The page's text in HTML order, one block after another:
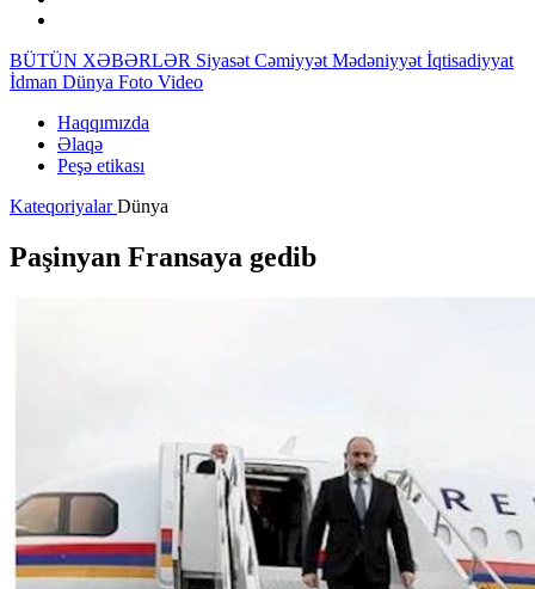
BÜTÜN XƏBƏRLƏR Siyasət Cəmiyyət Mədəniyyət İqtisadiyyat
İdman Dünya Foto Video
Haqqımızda
Əlaqə
Peşə etikası
KateqoriyalarDünya
Paşinyan Fransaya gedib